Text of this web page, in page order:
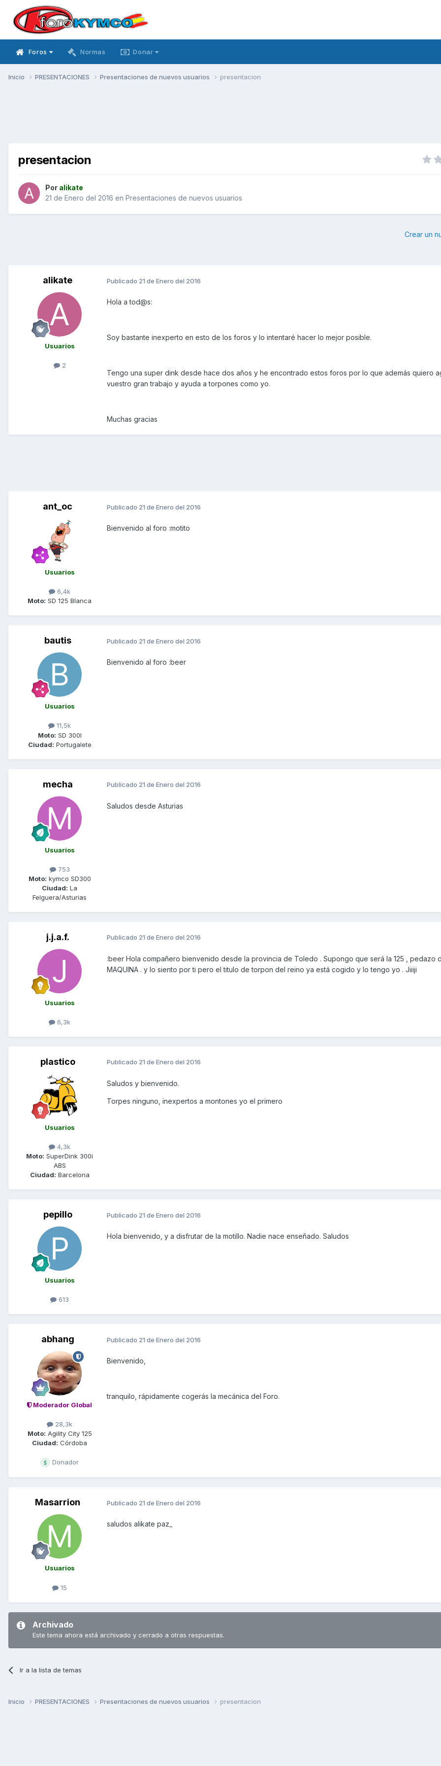
Foros Normas Donar
Inicio PRESENTACIONES Presentaciones de nuevos usuarios presentacion
presentacion
Por alikate
21 de Enero del 2016 en Presentaciones de nuevos usuarios
Crear un
alikate
Usuarios
2
Publicado 21 de Enero del 2016
Hola a tod@s:
Soy bastante inexperto en esto de los foros y lo intentaré hacer lo mejor posible.
Tengo una super dink desde hace dos años y he encontrado estos foros por lo que además quiero
vuestro gran trabajo y ayuda a torpones como yo.
Muchas gracias
ant_oc
Usuarios
6,4k
Moto: SD 125 Blanca
Publicado 21 de Enero del 2016
Bienvenido al foro :motito
bautis
Usuarios
11,5k
Moto: SD 300I
Ciudad: Portugalete
Publicado 21 de Enero del 2016
Bienvenido al foro :beer
mecha
Usuarios
753
Moto: kymco SD300
Ciudad: La
Felguera/Asturias
Publicado 21 de Enero del 2016
Saludos desde Asturias
j.j.a.f.
Usuarios
6,3k
Publicado 21 de Enero del 2016
:beer Hola compañero bienvenido desde la provincia de Toledo . Supongo que será la 125 , pedazo
MAQUINA . y lo siento por ti pero el titulo de torpon del reino ya está cogido y lo tengo yo . Jiiiji
plastico
Usuarios
4,3k
Moto: SuperDink 300i
ABS
Ciudad: Barcelona
Publicado 21 de Enero del 2016
Saludos y bienvenido.
Torpes ninguno, inexpertos a montones yo el primero
pepillo
Usuarios
613
Publicado 21 de Enero del 2016
Hola bienvenido, y a disfrutar de la motillo. Nadie nace enseñado. Saludos
abhang
Moderador Global
28,3k
Moto: Agility City 125
Ciudad: Córdoba
Donador
Publicado 21 de Enero del 2016
Bienvenido,
tranquilo, rápidamente cogerás la mecánica del Foro.
Masarrion
Usuarios
15
Publicado 21 de Enero del 2016
saludos alikate paz_
Archivado
Este tema ahora está archivado y cerrado a otras respuestas.
Ir a la lista de temas
Inicio PRESENTACIONES Presentaciones de nuevos usuarios presentacion